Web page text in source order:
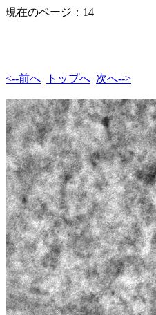
現在のページ：14
<--前へ トップへ 次へ-->